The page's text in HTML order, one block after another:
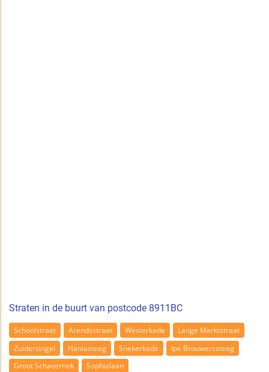
Straten in de buurt van postcode 8911BC
Schoolstraat Arendsstraat Westerkade
Lange Marktstraat
Zuidersingel
Haniasteeg Snekerkade
Ipe Brouwerssteeg
Groot Schavernek
Sophialaan